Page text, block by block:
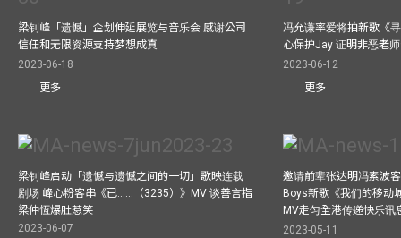
梁钊峰「遗憾」企划伸延展览与音乐会 感谢公司
信任和无限资源支持梦想成真
2023-06-18
更多
冯允谦率爱将拍新歌《
心保护Jay 证明非恶老
2023-06-12
更多
梁钊峰启动「遗憾与遗憾之间的一切」歌映连载
剧场 峰心粉客串《已……（3235）》MV 谈善言指
梁仲恆爆肚惹笑
2023-06-07
邀请前辈张达明冯素波
Boys新歌《我们的移动
MV走匀全港传递快乐讯
2023-05-11